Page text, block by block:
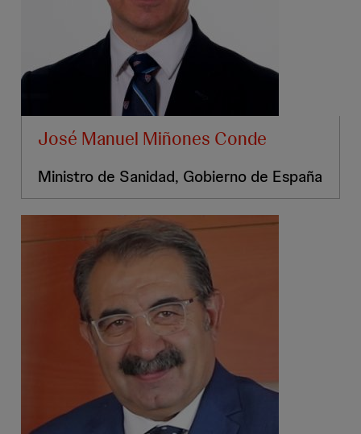
José Manuel Miñones Conde
Ministro de Sanidad, Gobierno de España